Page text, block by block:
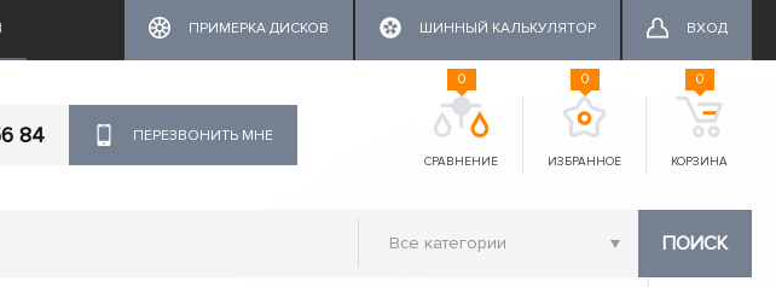
ПРИМЕРКА ДИСКОВ ШИННЫЙ КАЛЬКУЛЯТОР ВХОД
84 ПЕРЕЗВОНИТЬ МНЕ
СРАВНЕНИЕ
0
ИЗБРАННОЕ
0
КОРЗИНА
0
ПОИСК